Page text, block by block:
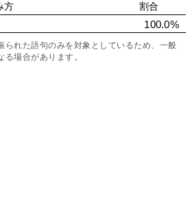
方 割合
100.0%
られた語句のみを対象としているため、一般
場合があります。